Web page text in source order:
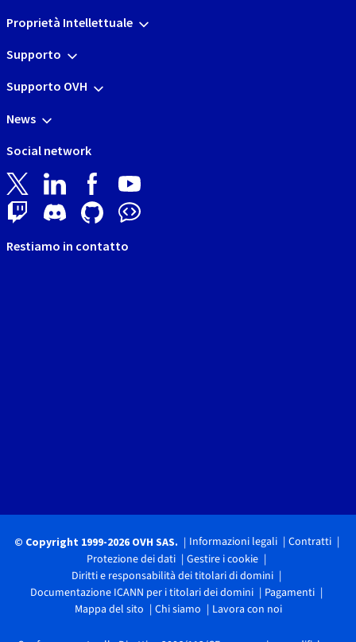
Proprietà Intellettuale
Supporto
Supporto OVH
News
Social network
Restiamo in contatto
© Copyright 1999-2026 OVH SAS. Informazioni legali
Contratti
Protezione dei dati
Gestire i cookie
Diritti e responsabilità dei titolari di domini
Documentazione ICANN per i titolari dei domini
Pagamenti
Mappa del sito
Chi siamo Lavora con noi